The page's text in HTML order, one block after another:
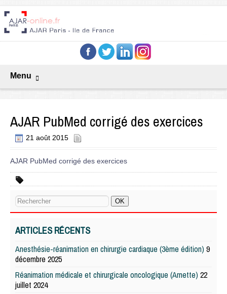
Menu
AJAR PubMed corrigé des exercices
21 août 2015
AJAR PubMed corrigé des exercices
ARTICLES RÉCENTS
Anesthésie-réanimation en chirurgie cardiaque (3ème édition) 9
décembre 2025
Réanimation médicale et chirurgicale oncologique (Arnette) 22
juillet 2024